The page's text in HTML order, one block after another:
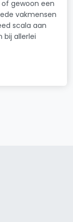
gewoon een
vakmensen
scala aan
bij allerlei